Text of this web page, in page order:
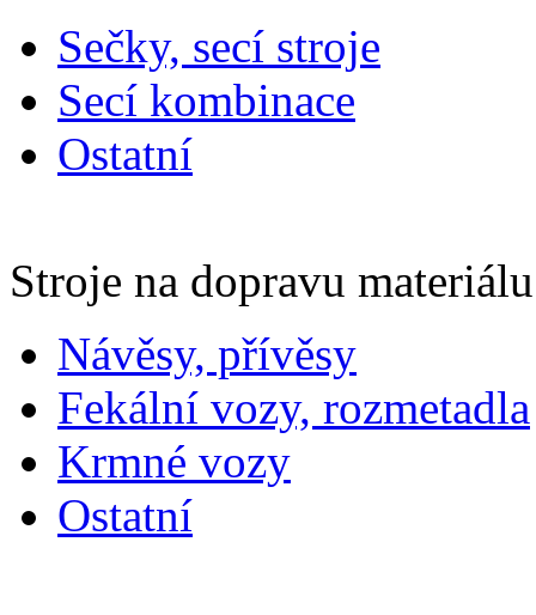
Sečky, secí stroje
Secí kombinace
Ostatní
Stroje na dopravu materiálu
Návěsy, přívěsy
Fekální vozy, rozmetadla
Krmné vozy
Ostatní